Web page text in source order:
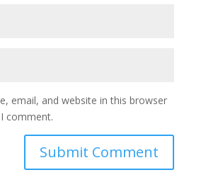
email, and website in this browser
comment.